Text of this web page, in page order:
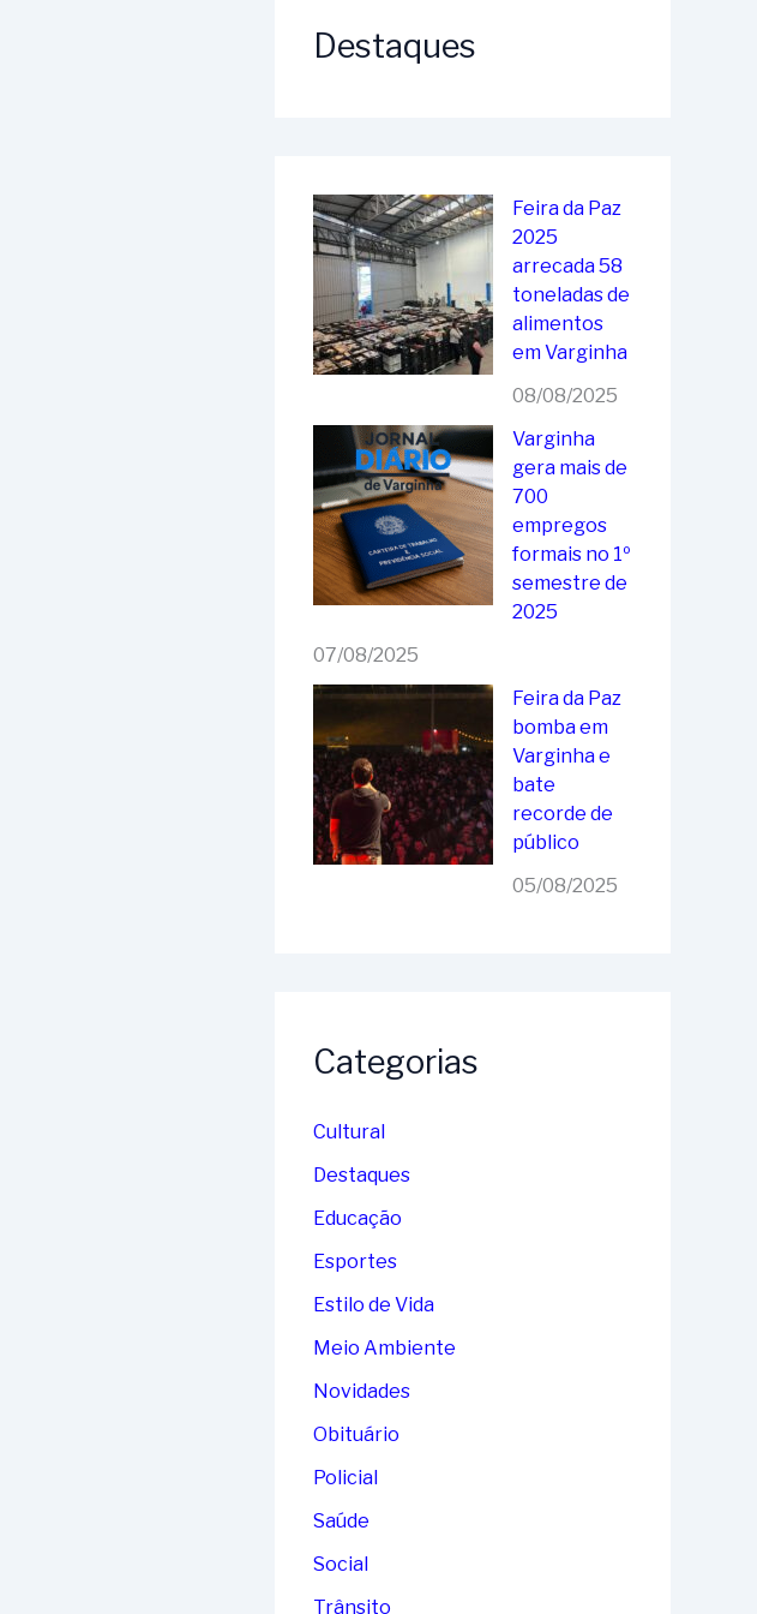
Destaques
Feira da Paz
2025
arrecada 58
toneladas de
alimentos
em Varginha
08/08/2025
Varginha
gera mais de
700
empregos
formais no 1º
semestre de
2025
07/08/2025
Feira da Paz
bomba em
Varginha e
bate
recorde de
público
05/08/2025
Categorias
Cultural
Destaques
Educação
Esportes
Estilo de Vida
Meio Ambiente
Novidades
Obituário
Policial
Saúde
Social
Trânsito